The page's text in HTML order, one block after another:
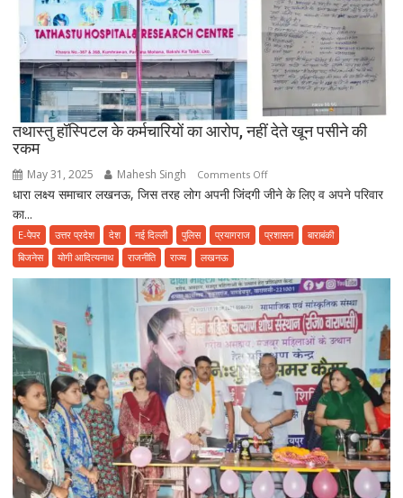
हो
जाए
सावधान,
फूड
प्वाइजनिंग
की
शिकायत
तथास्तु हॉस्पिटल के कर्मचारियों का आरोप, नहीं देते खून पसीने की
रकम
May 31, 2025 Mahesh Singh Comments Offon
तथास्तु
के
आरोप,
नहीं
देते
खून
पसीने
की
रकम
धारा लक्ष्य समाचार लखनऊ, जिस तरह लोग अपनी जिंदगी जीने के लिए व अपने परिवार
का...
E-पेपर उत्तर प्रदेश देश नई दिल्ली पुलिस प्रयागराज प्रशासन
बाराबंकी
बिजनेस
योगी आदित्यनाथ राजनीति राज्य लखनऊ